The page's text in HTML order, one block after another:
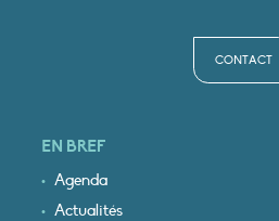
CONTACT
EN BREF
Agenda
Actualités